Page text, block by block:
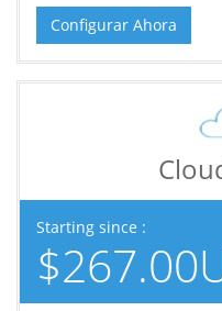
Configurar Ahora
Starting since :